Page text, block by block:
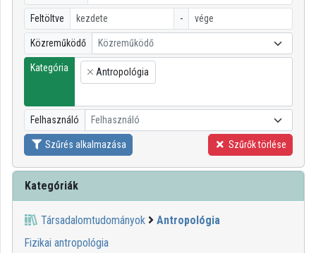
Bejelentkezés
Intézményi felfedezés
Intézményi listák
Intézmények
Közreműködők
Feltöltve -
Közreműködő Közreműködő
Kategória
×
Antropológia
Felhasználó Felhasználó
Szűrés alkalmazása Szűrők törlése
Kategóriák
Társadalomtudományok
Antropológia
Fizikai antropológia